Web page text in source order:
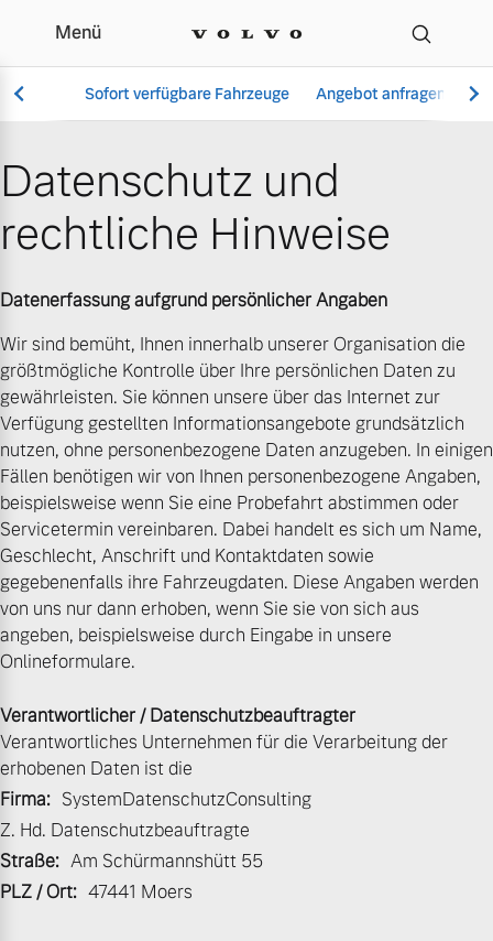
Datenschutz | Auto
Menü
Sofort verfügbare Fahrzeuge Angebot anfragen
Vollelektrisch
6 Modelle
Plug-in Hybrid
3 Modelle
Mild-Hybrid
4 Modelle
Geschäftskunden
Editionsmodelle
Konnektivität
Aktuelle Angebote
Geschäftskunden
Volvo Gebrauchtwagenbörse
Gebrauchtwagen
Volvo kauft Ihr Auto
Aktuelle Zubehörangebote
Zubehörkatalog
Aktuelle Serviceangebote
Über uns
Unser Team
Kontakt und Anfahrt
Unsere News & Events
Datenschutz und
rechtliche Hinweise
Datenerfassung aufgrund persönlicher Angaben
Wir sind bemüht, Ihnen innerhalb unserer Organisation die
größtmögliche Kontrolle über Ihre persönlichen Daten zu
gewährleisten. Sie können unsere über das Internet zur
Verfügung gestellten Informationsangebote grundsätzlich
nutzen, ohne personenbezogene Daten anzugeben. In einigen
Fällen benötigen wir von Ihnen personenbezogene Angaben,
beispielsweise wenn Sie eine Probefahrt abstimmen oder
Servicetermin vereinbaren. Dabei handelt es sich um Name,
Geschlecht, Anschrift und Kontaktdaten sowie
gegebenenfalls ihre Fahrzeugdaten. Diese Angaben werden
von uns nur dann erhoben, wenn Sie sie von sich aus
angeben, beispielsweise durch Eingabe in unsere
Onlineformulare.
Verantwortlicher / Datenschutzbeauftragter
Verantwortliches Unternehmen für die Verarbeitung der
erhobenen Daten ist die
Firma: SystemDatenschutzConsulting
Z. Hd. Datenschutzbeauftragte
Straße: Am Schürmannshütt 55
PLZ / Ort: 47441 Moers